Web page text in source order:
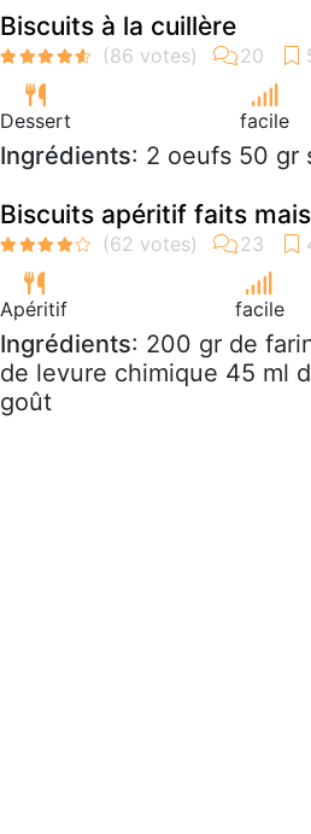
Biscuits à la cuillère
Dessert facile
Ingrédients: 2 oeufs 50 gr
Biscuits apéritif faits
Apéritif facile
Ingrédients: 200 gr de
de levure chimique 45 ml
goût